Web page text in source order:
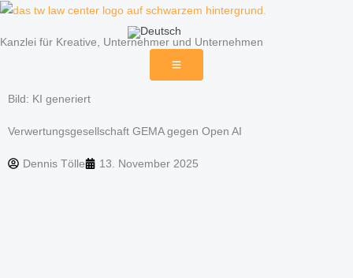
Zum
springen
Kanzlei für Kreative, Unternehmer und Unternehmen
Bild: KI generiert
Verwertungsgesellschaft GEMA gegen Open AI
Dennis Tölle 13. November 2025